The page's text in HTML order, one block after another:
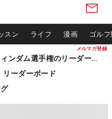
メルマガ登録
スン ライフ 漫画 ゴル
松山英樹ら出場 ウィンダム選手権のリーダーボード
ーダーボード